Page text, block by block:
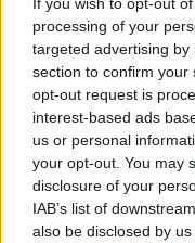
processing of your
targeted advertising
section to confirm your
opt-out request is
interest-based ads
us or personal
your opt-out. You may
disclosure of your
IAB’s list of
also be disclosed by
Vacanțele în
scumpe.